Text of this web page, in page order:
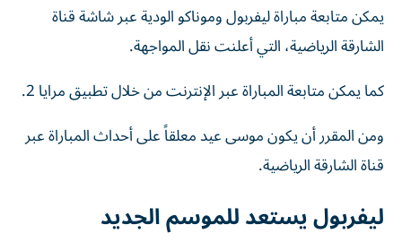
يمكن متابعة مباراة ليفربول وموناكو الودية عبر شاشة قناة
الشارقة الرياضية، التي أعلنت نقل المواجهة.
كما يمكن متابعة المباراة عبر الإنترنت من خلال تطبيق مرايا 2.
ومن المقرر أن يكون موسى عيد معلقاً على أحداث المباراة عبر
قناة الشارقة الرياضية.
ليفربول يستعد للموسم الجديد